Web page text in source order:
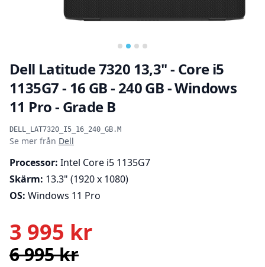
Dell Latitude 7320 13,3" - Core i5
1135G7 - 16 GB - 240 GB - Windows
11 Pro - Grade B
DELL_LAT7320_I5_16_240_GB.M
Produktinformation
Se mer från Dell
Processor: Intel Core i5 1135G7
Skärm: 13.3" (1920 x 1080)
OS: Windows 11 Pro
3 995 kr
6 995 kr